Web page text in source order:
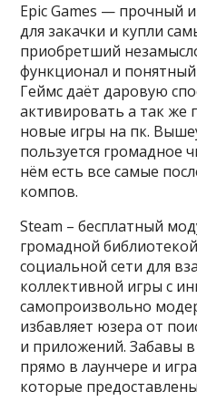
Epic Games — прочный
для закачки и купли
приобретший
функционал и
Геймс даёт даровую
активировать а так же
новые игры на пк.
пользуется громадное
нём есть все самые
компов.
Steam – бесплатный
громадной
социальной сети для
коллективной игры с
самопроизвольно
избавляет юзера от
и приложений. Забавы
прямо в лаунчере и
которые